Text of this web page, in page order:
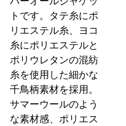
トです。タテ糸にポ
リエステル糸、ヨコ
糸にポリエステルと
ポリウレタンの混紡
糸を使用した細かな
千鳥柄素材を採用。
サマーウールのよう
な素材感、ポリエス